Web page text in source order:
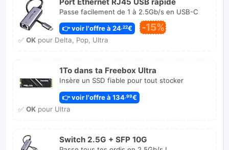
Passe facilement de 1 à 2.5Gb/s en USB-C
👉 voir l'offre à 24 ,22€ -15%
✅ OKpour Delta, Pop, Ultra
1To dans ta Freebox Ultra
Insère un SSD fiable pour tout stocker
👉 voir l'offre à 134 ,99€
✅ OKpour Ultra
Switch 2.5G + SFP 10G